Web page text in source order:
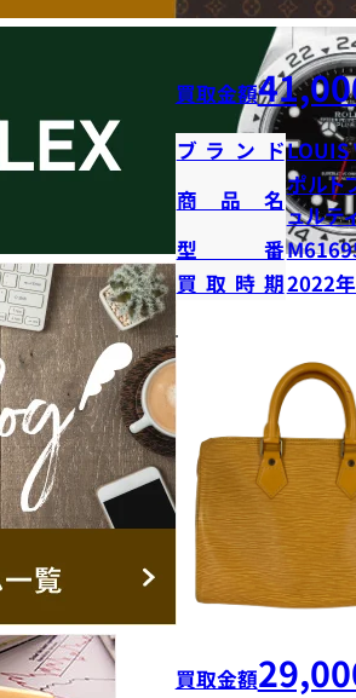
買取金額
ブランドLOUIS
商品名
ポルト
ュルテ
型番
買取時期2022
買取金額